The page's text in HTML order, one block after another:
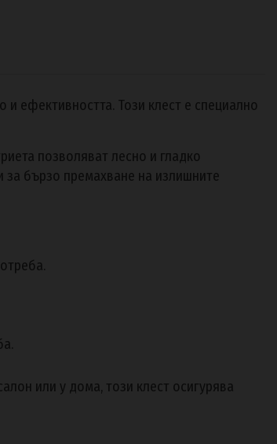
ефективността. Този клест е специално
позволяват лесно и гладко
за бързо премахване на излишните
или у дома, този клест осигурява